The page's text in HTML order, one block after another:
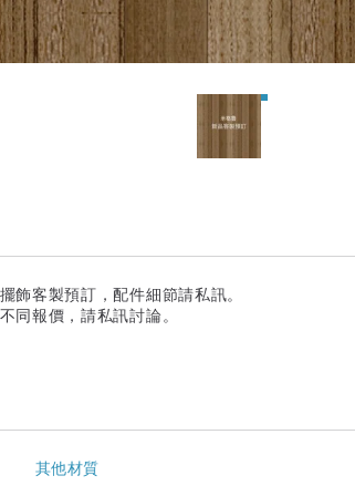
飾客製預訂，配件細節請私訊。
同報價，請私訊討論。
其他材質